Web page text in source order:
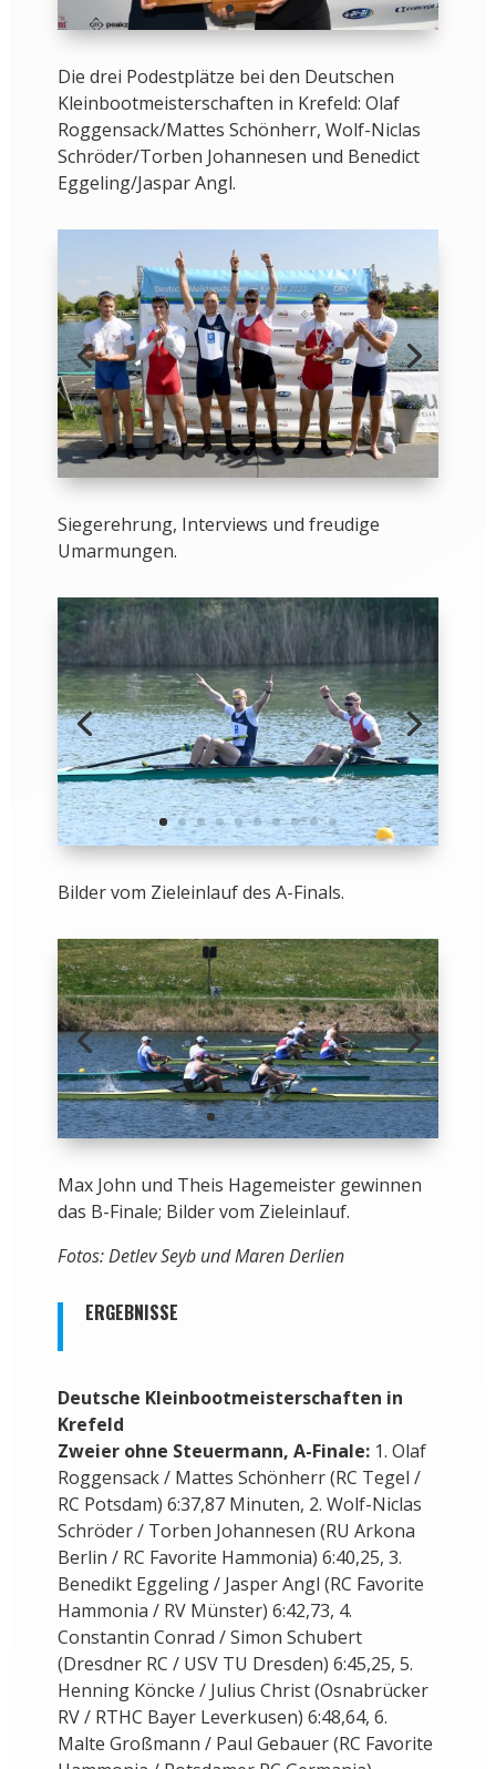
Die drei Podestplätze bei den Deutschen
Kleinbootmeisterschaften in Krefeld: Olaf
Roggensack/Mattes Schönherr, Wolf-Niclas
Schröder/Torben Johannesen und Benedict
Eggeling/Jaspar Angl.
Siegerehrung, Interviews und freudige
Umarmungen.
Bilder vom Zieleinlauf des A-Finals.
Max John und Theis Hagemeister gewinnen
das B-Finale; Bilder vom Zieleinlauf.
Fotos: Detlev Seyb und Maren Derlien
ERGEBNISSE
Deutsche Kleinbootmeisterschaften in
Krefeld
Zweier ohne Steuermann, A-Finale:1. Olaf
Roggensack / Mattes Schönherr (RC Tegel /
RC Potsdam) 6:37,87 Minuten, 2. Wolf-Niclas
Schröder / Torben Johannesen (RU Arkona
Berlin / RC Favorite Hammonia) 6:40,25, 3.
Benedikt Eggeling / Jasper Angl (RC Favorite
Hammonia / RV Münster) 6:42,73, 4.
Constantin Conrad / Simon Schubert
(Dresdner RC / USV TU Dresden) 6:45,25, 5.
Henning Köncke / Julius Christ (Osnabrücker
RV / RTHC Bayer Leverkusen) 6:48,64, 6.
Malte Großmann / Paul Gebauer (RC Favorite